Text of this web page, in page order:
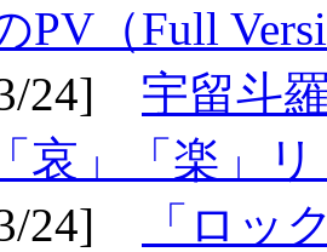
PV（Full
24] 宇留斗
哀」「楽」
24]
「ロッ